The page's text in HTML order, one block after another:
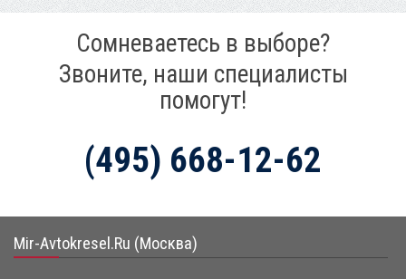
Сомневаетесь в выборе?
Звоните, наши специалисты
помогут!
(495) 668-12-62
Mir-Avtokresel.Ru (Москва)